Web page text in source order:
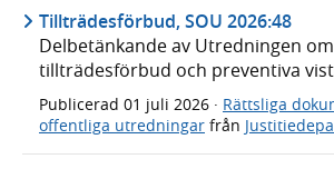
Tillträdesförbud, SOU 2026:48
Delbetänkande av Utredningen
tillträdesförbud och preventiva
Publicerad 01 juli 2026 · Rättsliga
offentliga utredningar från